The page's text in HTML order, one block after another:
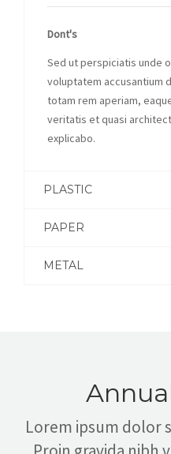
Dont's
Sed ut perspiciatis unde
voluptatem accusantium
totam rem aperiam,
veritatis et quasi
explicabo.
PLASTIC
PAPER
METAL
Lorem ipsum dolor